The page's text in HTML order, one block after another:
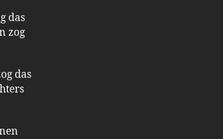
das
zog
das